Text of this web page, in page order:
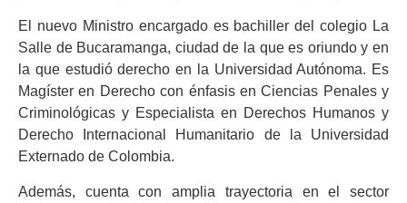
El nuevo Ministro encargado es bachiller del colegio La
Salle de Bucaramanga, ciudad de la que es oriundo y en
la que estudió derecho en la Universidad Autónoma. Es
Magíster en Derecho con énfasis en Ciencias Penales y
Criminológicas y Especialista en Derechos Humanos y
Derecho Internacional Humanitario de la Universidad
Externado de Colombia.
Además, cuenta con amplia trayectoria en el sector